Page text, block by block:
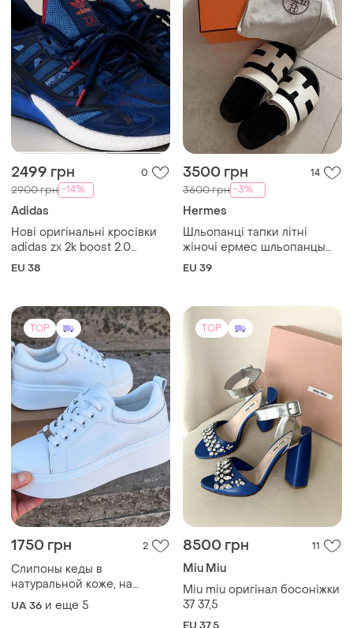
2499 грн 0
2900 грн -14%
Adidas
Нові оригінальні кросівки
adidas zx 2k boost 2.0
(gy3512) — розмір 38 (23.5
EU 38
3500 грн 14
3600 грн -3%
Hermes
Шльопанці тапки літні
жіночі ермес шльопанцы
тапки женские эрмес
EU 39
TOP
1750 грн 2
Слипоны кеды в
натуральной коже, на
любую полноту! топ
продаж! все размеры есть!
UA 36 и еще 5
TOP
8500 грн 11
Miu Miu
Miu miu оригінал босоніжки
37 37,5
EU 37.5